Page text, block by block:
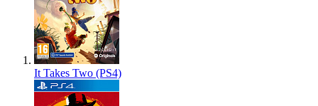
It Takes Two (PS4)